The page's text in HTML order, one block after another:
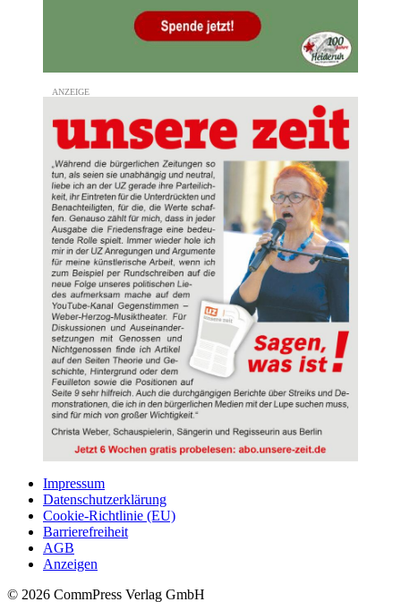
Impressum
Datenschutzerklärung
Cookie-Richtlinie (EU)
Barrierefreiheit
AGB
Anzeigen
© 2026 CommPress Verlag GmbH